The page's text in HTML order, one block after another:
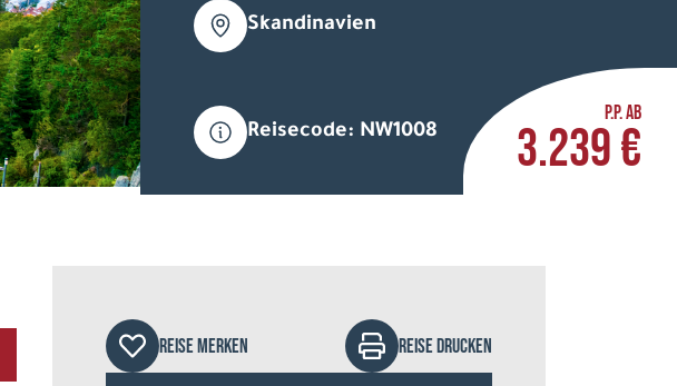
Skandinavien
Reisecode: NW1008
P.P. AB
3.239 €
REISE MERKEN REISE DRUCKEN